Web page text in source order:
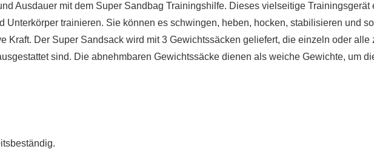
Ausdauer mit dem Super Sandbag Trainingshilfe. Dieses vielseitige
Unterkörper trainieren. Sie können es schwingen, heben, hocken, stabilisieren und
Kraft. Der Super Sandsack wird mit 3 Gewichtssäcken geliefert, die einzeln oder
sind. Die abnehmbaren Gewichtssäcke dienen als weiche Gewichte, um